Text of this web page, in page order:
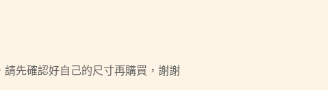
請先確認好自己的尺寸再購買，謝謝